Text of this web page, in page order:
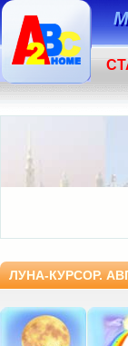
ЛУНА-КУРСОР.